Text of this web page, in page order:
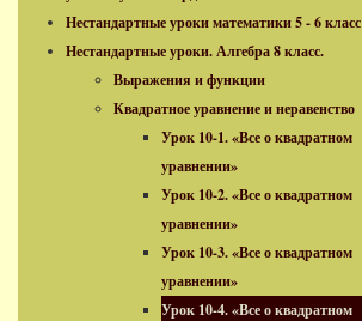
Нестандартные уроки математики 5 - 6 класс
Нестандартные уроки. Алгебра 8 класс.
Выражения и функции
Квадратное уравнение и неравенство
Урок 10-1. «Все о квадратном
уравнении»
Урок 10-2. «Все о квадратном
уравнении»
Урок 10-3. «Все о квадратном
уравнении»
Урок 10-4. «Все о квадратном